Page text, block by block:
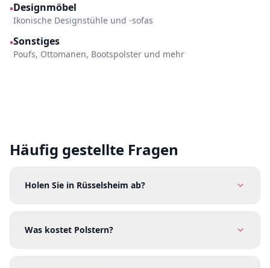
•Designmöbel
Ikonische Designstühle und -sofas
•Sonstiges
Poufs, Ottomanen, Bootspolster und mehr
Häufig gestellte Fragen
Holen Sie in Rüsselsheim ab?
Was kostet Polstern?